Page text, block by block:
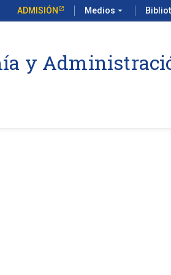
ADMISIÓN Medios arrow_drop_down
y